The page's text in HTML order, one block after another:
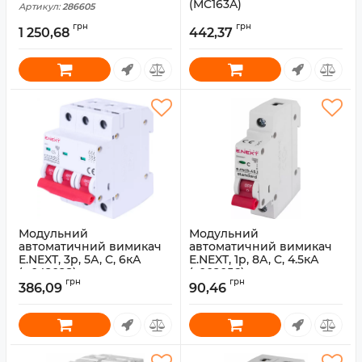
Артикул: 286605
1 250,68 грн
(MC163A)
442,37 грн
Модульний
автоматичний вимикач
E.NEXT, 3p, 5А, C, 6кА
(p042028)
Артикул: p042028
386,09 грн
Модульний
автоматичний вимикач
E.NEXT, 1p, 8А, C, 4.5кА
(s002056)
Артикул: s002056
90,46 грн